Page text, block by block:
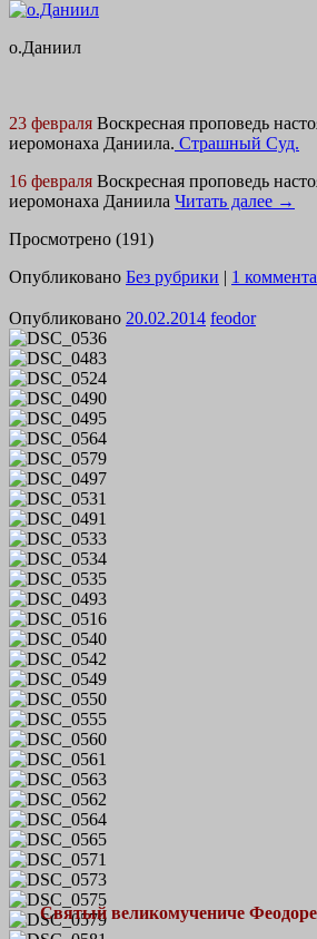
о.Даниил
23 февраля Воскресная проповедь
иеромонаха Даниила. Страшный Суд.
16 февраля Воскресная проповедь
иеромонаха Даниила Читать далее →
Просмотрено (191)
Опубликовано Без рубрики | 1
Опубликовано 20.02.2014 feodor
Святый великомучениче